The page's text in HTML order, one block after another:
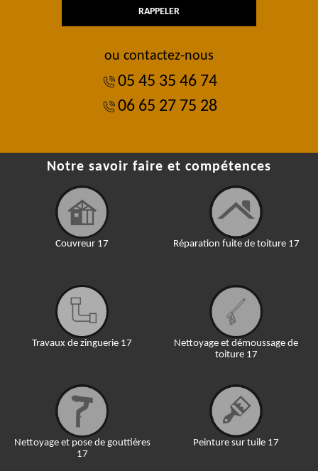
ou contactez-nous
05 45 35 46 74
06 65 27 75 28
Notre savoir faire et compétences
Couvreur 17
Travaux de zinguerie 17
Nettoyage et pose de gouttières
17
Réparation fuite de toiture 17
Nettoyage et démoussage de
toiture 17
Peinture sur tuile 17